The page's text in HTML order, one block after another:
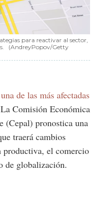
para reactivar al sector,
(AndreyPopov/Getty
de las más afectadas
La Comisión Económica
(Cepal) pronostica una
traerá cambios
productiva, el comercio
de globalización.